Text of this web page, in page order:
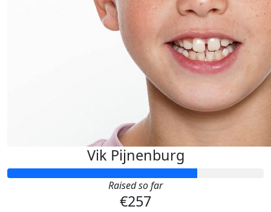
Vik Pijnenburg
Raised so far
€257